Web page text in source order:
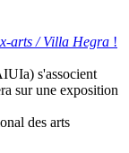
arts / Villa Hegra !
s'associent
sur une exposition